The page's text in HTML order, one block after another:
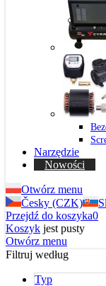
Narzędzie
Nowości
Otwórz menu
Česky (CZK)
Przejdź do koszyka0
Koszyk jest pusty
Otwórz menu
Filtruj według
Typ